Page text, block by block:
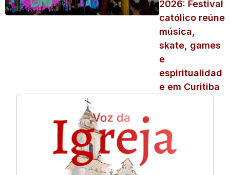
2026: Festival
católico reúne
música,
skate, games
e
espiritualidad
e em Curitiba